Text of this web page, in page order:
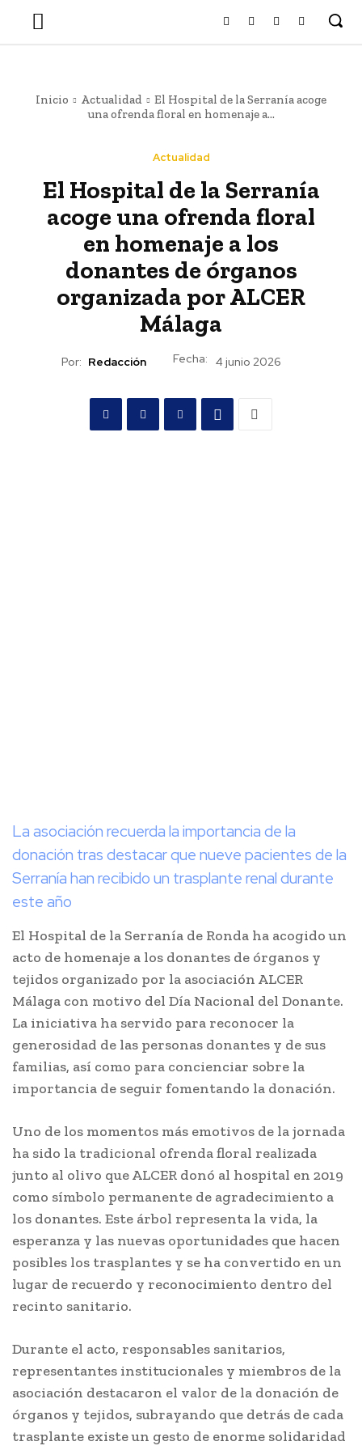
Inicio Actualidad
El Hospital de la Serranía acoge
una ofrenda floral en homenaje a...
Actualidad
El Hospital de la Serranía
acoge una ofrenda floral
en homenaje a los
donantes de órganos
organizada por ALCER
Málaga
Por: Redacción Fecha: 4 junio 2026
La asociación recuerda la importancia de la
donación tras destacar que nueve pacientes de la
Serranía han recibido un trasplante renal durante
este año
El Hospital de la Serranía de Ronda ha acogido un
acto de homenaje a los donantes de órganos y
tejidos organizado por la asociación ALCER
Málaga con motivo del Día Nacional del Donante.
La iniciativa ha servido para reconocer la
generosidad de las personas donantes y de sus
familias, así como para concienciar sobre la
importancia de seguir fomentando la donación.
Uno de los momentos más emotivos de la jornada
ha sido la tradicional ofrenda floral realizada
junto al olivo que ALCER donó al hospital en 2019
como símbolo permanente de agradecimiento a
los donantes. Este árbol representa la vida, la
esperanza y las nuevas oportunidades que hacen
posibles los trasplantes y se ha convertido en un
lugar de recuerdo y reconocimiento dentro del
recinto sanitario.
Durante el acto, responsables sanitarios,
representantes institucionales y miembros de la
asociación destacaron el valor de la donación de
órganos y tejidos, subrayando que detrás de cada
trasplante existe un gesto de enorme solidaridad